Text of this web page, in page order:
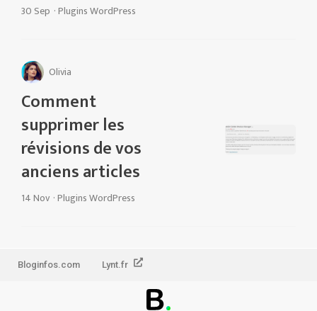
30 Sep ·Plugins WordPress
Olivia
Comment
supprimer les
révisions de vos
anciens articles
14 Nov ·Plugins WordPress
Bloginfos.com Lynt.fr